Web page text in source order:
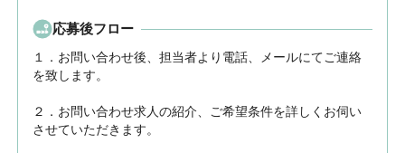
応募後フロー
１．お問い合わせ後、担当者より電話、メールにてご連絡
を致します。
２．お問い合わせ求人の紹介、ご希望条件を詳しくお伺い
させていただきます。